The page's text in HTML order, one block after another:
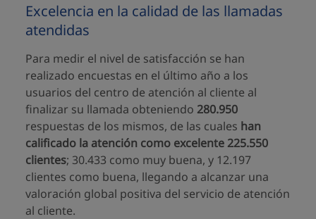
Excelencia en la calidad de las llamadas
atendidas
Para medir el nivel de satisfacción se han
realizado encuestas en el último año a los
usuarios del centro de atención al cliente al
finalizar su llamada obteniendo 280.950
respuestas de los mismos, de las cuales han
calificado la atención como excelente 225.550
clientes; 30.433 como muy buena, y 12.197
clientes como buena, llegando a alcanzar una
valoración global positiva del servicio de atención
al cliente.